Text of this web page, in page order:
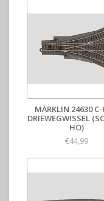
MÄRKLIN 24630
DRIEWEGWISSEL
HO)
€44,99